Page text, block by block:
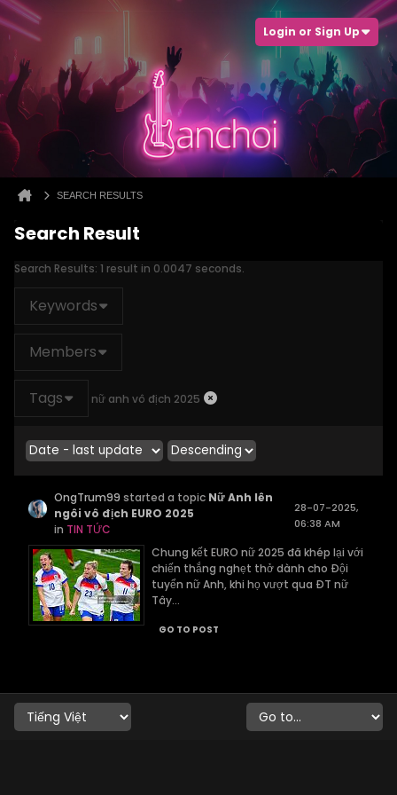
Login or Sign Up
SEARCH RESULTS
Search Result
Search Results: 1 result in 0.0047 seconds.
Keywords
Members
Tags nữ anh vô địch 2025
OngTrum99 started a topic Nữ Anh lên
ngôi vô địch EURO 2025
in TIN TỨC
28-07-2025,
06:38 AM
Chung kết EURO nữ 2025 đã khép lại với
chiến thắng nghẹt thở dành cho Đội
tuyển nữ Anh, khi họ vượt qua ĐT nữ
Tây...
GO TO POST